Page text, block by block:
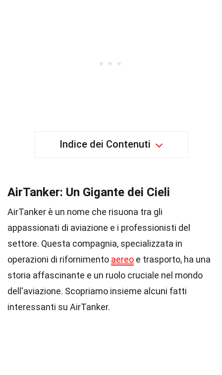
Indice dei Contenuti
AirTanker: Un Gigante dei Cieli
AirTanker è un nome che risuona tra gli
appassionati di aviazione e i professionisti del
settore. Questa compagnia, specializzata in
operazioni di rifornimento aereo e trasporto, ha una
storia affascinante e un ruolo cruciale nel mondo
dell'aviazione. Scopriamo insieme alcuni fatti
interessanti su AirTanker.